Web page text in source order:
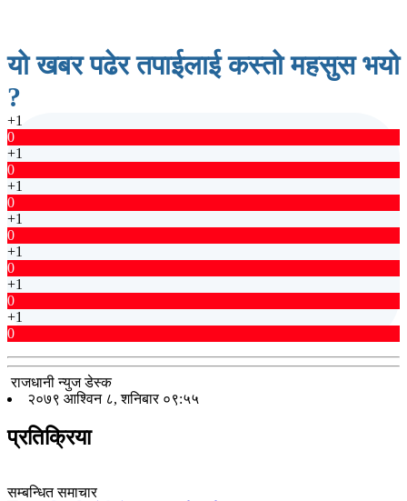
यो खबर पढेर तपाईलाई कस्तो महसुस भयो
?
+1
0
+1
0
+1
0
+1
0
+1
0
+1
0
+1
0
राजधानी न्युज डेस्क
२०७९ आश्विन ८, शनिबार ०९:५५
प्रतिक्रिया
सम्बन्धित समाचार